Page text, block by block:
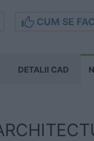
CUM SE
DETALII CAD